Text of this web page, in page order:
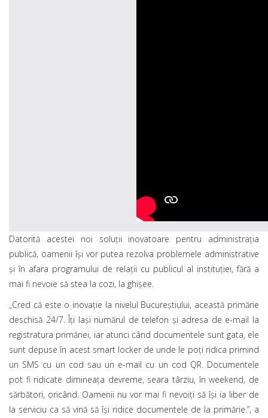
Datorită acestei noi soluţii inovatoare pentru administraţia
publică, oamenii îşi vor putea rezolva problemele administrative
şi în afara programului de relații cu publicul al instituţiei, fără a
mai fi nevoie să stea la cozi, la ghişee.
„Cred că este o inovaţie la nivelul Bucureştiului, această primărie
deschisă 24/7. Îţi laşi numărul de telefon şi adresa de e-mail la
registratura primăriei, iar atunci când documentele sunt gata, ele
sunt depuse în acest smart locker de unde le poţi ridica primind
un SMS cu un cod sau un e-mail cu un cod QR. Documentele
pot fi ridicate dimineaţa devreme, seara târziu, în weekend, de
sărbători, oricând. Oamenii nu vor mai fi nevoiţi să îşi ia liber de
la serviciu ca să vină să îşi ridice documentele de la primărie.”, a